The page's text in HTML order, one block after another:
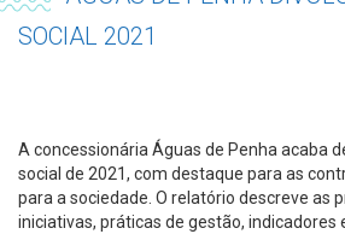
SOCIAL 2021
A concessionária Águas de Penha acaba
social de 2021, com destaque para as
para a sociedade. O relatório descreve as
iniciativas, práticas de gestão, indicadores